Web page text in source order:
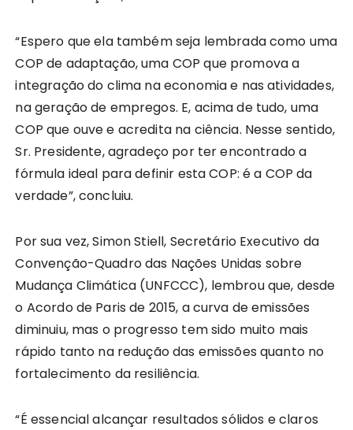
“Espero que ela também seja lembrada como uma
COP de adaptação, uma COP que promova a
integração do clima na economia e nas atividades,
na geração de empregos. E, acima de tudo, uma
COP que ouve e acredita na ciência. Nesse sentido,
Sr. Presidente, agradeço por ter encontrado a
fórmula ideal para definir esta COP: é a COP da
verdade”, concluiu.
Por sua vez, Simon Stiell, Secretário Executivo da
Convenção-Quadro das Nações Unidas sobre
Mudança Climática (UNFCCC), lembrou que, desde
o Acordo de Paris de 2015, a curva de emissões
diminuiu, mas o progresso tem sido muito mais
rápido tanto na redução das emissões quanto no
fortalecimento da resiliência.
“É essencial alcançar resultados sólidos e claros